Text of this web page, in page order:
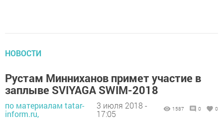
НОВОСТИ
Рустам Минниханов примет участие в
заплыве SVIYAGA SWIM-2018
по материалам tatar-
inform.ru,
3 июля 2018 -
17:05
1587 0 0